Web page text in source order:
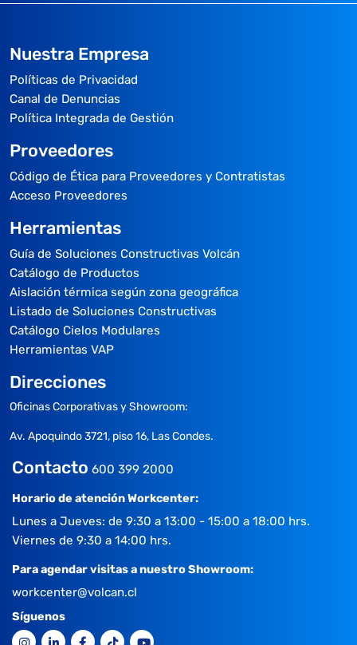
Nuestra Empresa
Políticas de Privacidad
Canal de Denuncias
Política Integrada de Gestión
Proveedores
Código de Ética para Proveedores y Contratistas
Acceso Proveedores
Herramientas
Guía de Soluciones Constructivas Volcán
Catálogo de Productos
Aislación térmica según zona geográfica
Listado de Soluciones Constructivas
Catálogo Cielos Modulares
Herramientas VAP
Direcciones
Oficinas Corporativas y Showroom:
Av. Apoquindo 3721, piso 16, Las Condes.
Contacto 600 399 2000
Horario de atención Workcenter:
Lunes a Jueves: de 9:30 a 13:00 - 15:00 a 18:00 hrs.
Viernes de 9:30 a 14:00 hrs.
Para agendar visitas a nuestro Showroom:
workcenter@volcan.cl
Síguenos